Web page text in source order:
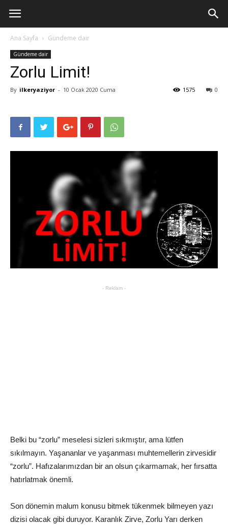
Ana Sayfa Gündeme dair
Gündeme dair
Zorlu Limit!
By ilkeryaziyor - 10 Ocak 2020 Cuma 0
1575
- Reklam -
Belki bu “zorlu” meselesi sizleri sıkmıştır, ama lütfen
sıkılmayın. Yaşananlar ve yaşanması muhtemellerin zirvesidir
“zorlu”. Hafızalarımızdan bir an olsun çıkarmamak, her fırsatta
hatırlatmak önemli.
Son dönemin malum konusu bitmek tükenmek bilmeyen yazı
dizisi olacak gibi duruyor. Karanlık Zirve, Zorlu Yarı derken